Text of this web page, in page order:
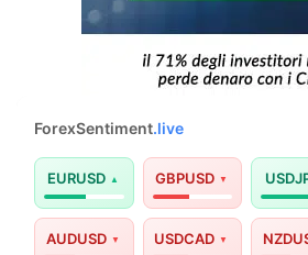
ForexSentiment.live
EURUSD GBPUSD
AUDUSD USDCAD